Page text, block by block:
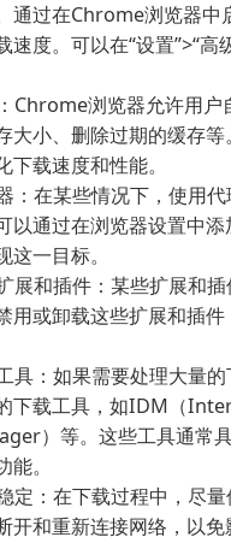
通过在Chrome浏览器中
度。可以在“设置”>“高
Chrome浏览器允许用户
大小、删除过期的缓存
载速度和性能。
：在某些情况下，使用
以通过在浏览器设置中
一目标。
展和插件：某些扩展和
用或卸载这些扩展和插
具：如果需要处理大量
下载工具，如IDM（
）等。这些工具通常
。
定：在下载过程中，尽
开和重新连接网络，以免